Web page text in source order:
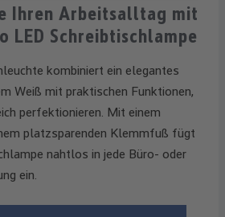
Ihren Arbeitsalltag mit
LED Schreibtischlampe
kombiniert ein elegantes
Weiß mit praktischen Funktionen,
perfektionieren. Mit einem
platzsparenden Klemmfuß fügt
nahtlos in jede Büro- oder
ein.